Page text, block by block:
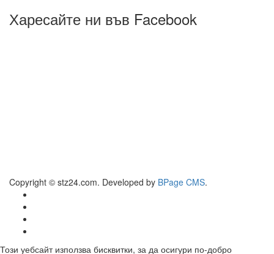
Харесайте ни във Facebook
Copyright © stz24.com. Developed by BPage CMS.
Този уебсайт използва бисквитки, за да осигури по-добро